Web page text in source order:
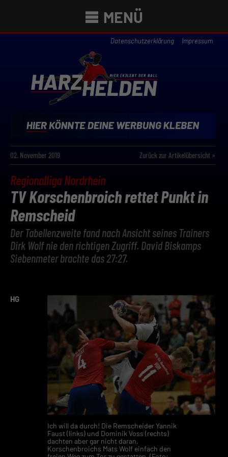
MENÜ
Datenschutzerklärung Impressum
02. November 2019 Zurück zur Artikelübersicht »
Regionalliga Nordrhein
TV Korschenbroich rettet Punkt in
Remscheid
Der Tabellenzweite fand nach Ansicht seines Trainers
Dirk Wolf nie den richtigen Zugriff. David Biskamps
Siebenmeter brachte das 27:27.
Ich will da durch! Die Remscheider Yannik
Faust (links) und Dominik Voss (rechts)
dachten aber gar nicht daran,
Korschenbroichs Mats Wolf einfach den
HG